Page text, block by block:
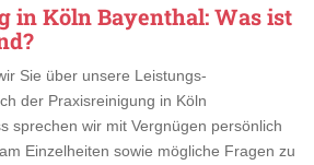
in Köln Bayenthal: Was ist
Sie über unsere Leistungs-
der Praxisreinigung in Köln
sprechen wir mit Vergnügen persönlich
Einzelheiten sowie mögliche Fragen zu